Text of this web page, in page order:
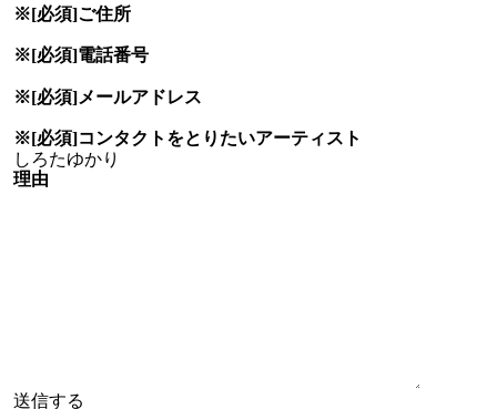
※[必須]ご住所
※[必須]電話番号
※[必須]メールアドレス
※[必須]コンタクトをとりたいアーティスト
理由